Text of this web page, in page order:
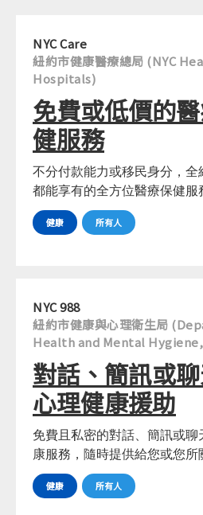
NYC Care
紐約市健康醫療總局 (NYC
Hospitals)
免費或低價的
健服務
不分付款能力或移民身分，全
都能享有的全方位醫療保健服
健康 所有人
NYC 988
紐約市健康與心理衛生局
Health and Mental
對話、簡訊或
心理健康援助
免費且私密的對話、簡訊或聊
康服務，隨時提供給您或您所
健康 所有人